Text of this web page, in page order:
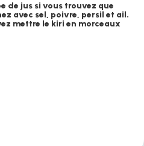
de jus si vous trouvez que
avec sel, poivre, persil et ail.
mettre le kiri en morceaux